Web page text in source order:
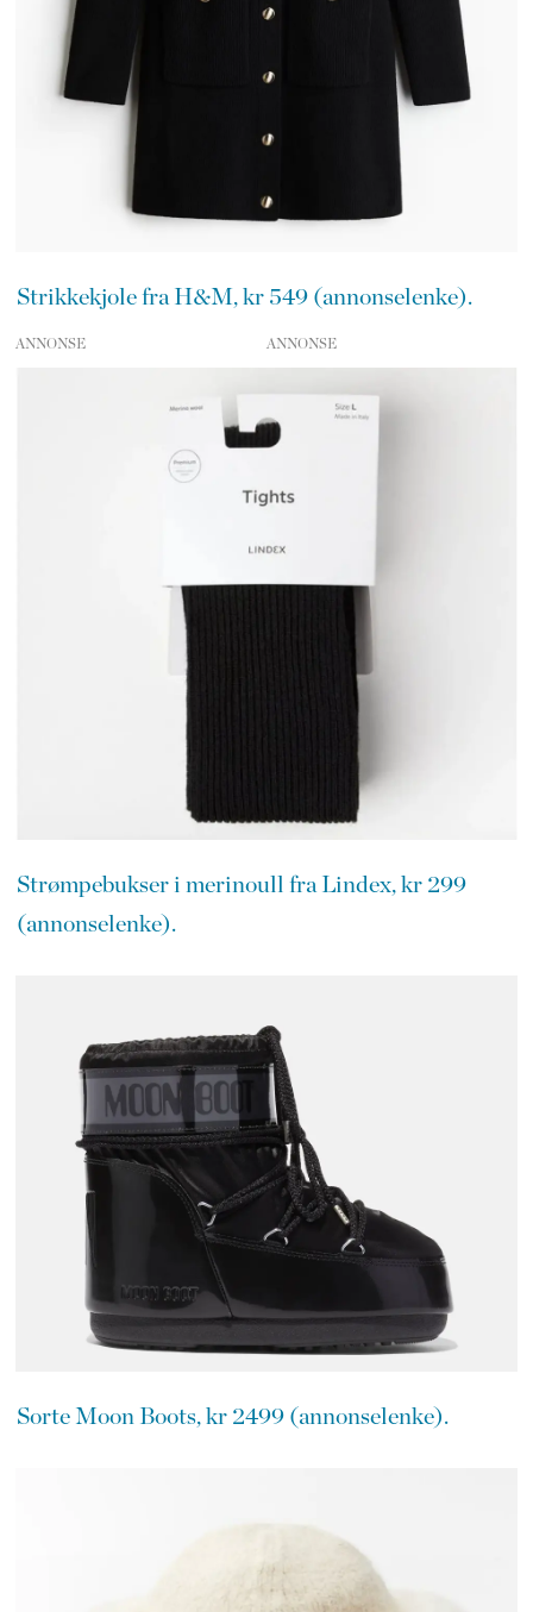
Strikkekjole fra H&M, kr 549 (annonselenke).
ANNONSE
Strømpebukser i merinoull fra Lindex, kr 299
(annonselenke).
Sorte Moon Boots, kr 2499 (annonselenke).